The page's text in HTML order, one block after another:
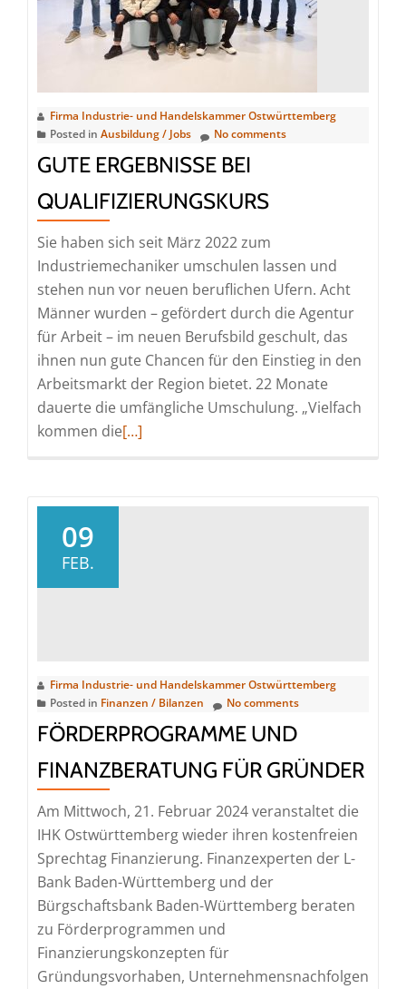
Firma Industrie- und Handelskammer Ostwürttemberg
Posted in Ausbildung / Jobs No comments
GUTE ERGEBNISSE BEI
QUALIFIZIERUNGSKURS
Sie haben sich seit März 2022 zum
Industriemechaniker umschulen lassen und
stehen nun vor neuen beruflichen Ufern. Acht
Männer wurden – gefördert durch die Agentur
für Arbeit – im neuen Berufsbild geschult, das
ihnen nun gute Chancen für den Einstieg in den
Arbeitsmarkt der Region bietet. 22 Monate
dauerte die umfängliche Umschulung. „Vielfach
kommen dieRead
[…]
09
FEB.
Firma Industrie- und Handelskammer Ostwürttemberg
Posted in Finanzen / Bilanzen No comments
FÖRDERPROGRAMME UND
FINANZBERATUNG FÜR GRÜNDER
Am Mittwoch, 21. Februar 2024 veranstaltet die
IHK Ostwürttemberg wieder ihren kostenfreien
Sprechtag Finanzierung. Finanzexperten der L-
Bank Baden-Württemberg und der
Bürgschaftsbank Baden-Württemberg beraten
zu Förderprogrammen und
Finanzierungskonzepten für
Gründungsvorhaben, Unternehmensnachfolgen